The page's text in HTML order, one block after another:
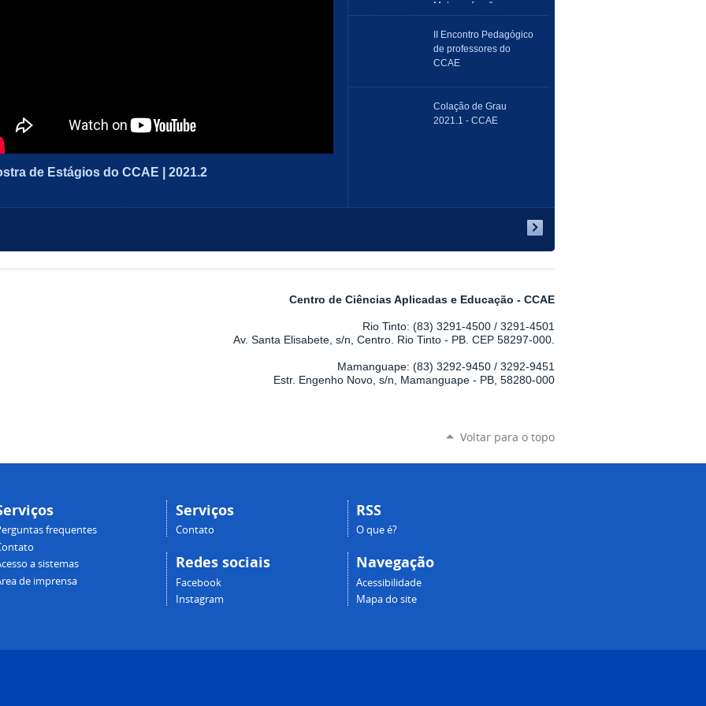
de Estágios do CCAE | 2021.2
Metamorfose"
II Encontro Pedagógico
de professores do
CCAE
Colação de Grau
2021.1 - CCAE
Centro de Ciências Aplicadas e Educação - CCAE
Rio Tinto: (83) 3291-4500 / 3291-4501
Av. Santa Elisabete, s/n, Centro. Rio Tinto - PB. CEP 58297-000.
Mamanguape: (83) 3292-9450 / 3292-9451
Estr. Engenho Novo, s/n, Mamanguape - PB, 58280-000
Voltar para o topo
frequentes
a sistemas
de imprensa
Serviços
Contato
Redes sociais
Facebook
Instagram
RSS
O que é?
Navegação
Acessibilidade
Mapa do site